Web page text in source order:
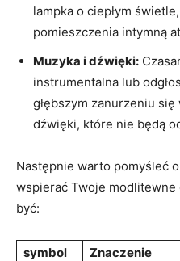
lampka o ciepłym
pomieszczenia intymną
Muzyka i dźwięki:
instrumentalna lub
głębszym zanurzeniu
dźwięki, które nie będą
Następnie warto pomyśleć⁤
‍wspierać Twoje modlitewne
być:
symbol
Znaczenie